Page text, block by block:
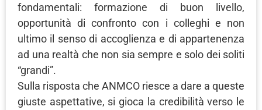
fondamentali: formazione di buon livello,
opportunità di confronto con i colleghi e non
ultimo il senso di accoglienza e di appartenenza
ad una realtà che non sia sempre e solo dei soliti
“grandi”.
Sulla risposta che ANMCO riesce a dare a queste
giuste aspettative, si gioca la credibilità verso le